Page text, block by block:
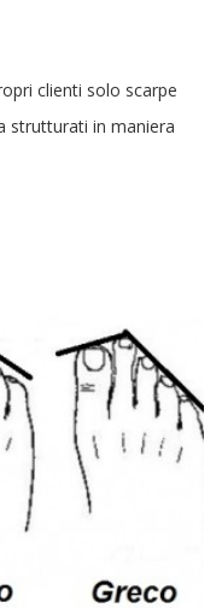
clienti solo scarpe
strutturati in maniera